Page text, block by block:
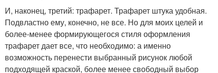
И, наконец, третий: трафарет. Трафарет штука удобная.
Подвластно ему, конечно, не все. Но для моих целей и
более-менее формирующегося стиля оформления
трафарет дает все, что необходимо: а именно
возможность перенести выбранный рисунок любой
подходящей краской, более менее свободный выбор